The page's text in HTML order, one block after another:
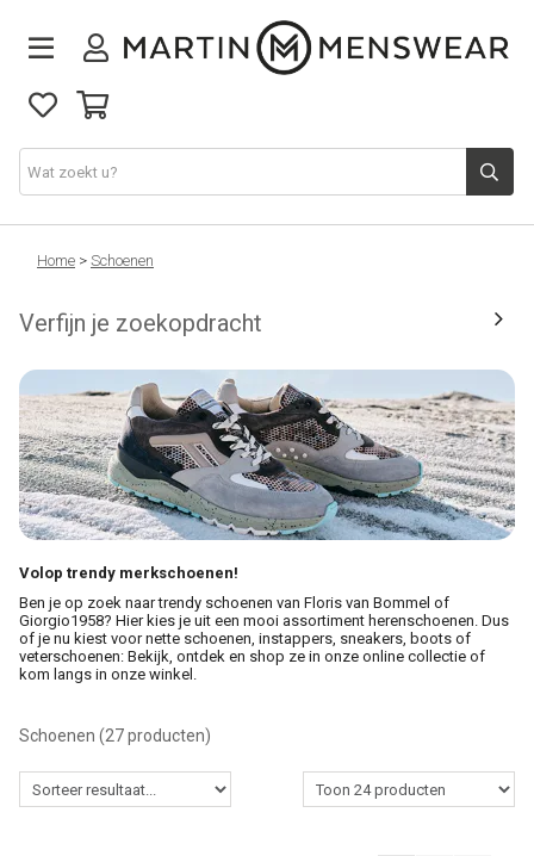
Nieuw binnen
Collectie
Jeans
Schoenen
Merken
Cadeaus
Cadeaubon
Contact
Home > Schoenen
Verfijn je zoekopdracht
Volop trendy merkschoenen!
Ben je op zoek naar trendy schoenen van Floris van Bommel of
Giorgio1958? Hier kies je uit een mooi assortiment herenschoenen. Dus
of je nu kiest voor nette schoenen, instappers, sneakers, boots of
veterschoenen: Bekijk, ontdek en shop ze in onze online collectie of
kom langs in onze winkel.
Schoenen (27 producten)